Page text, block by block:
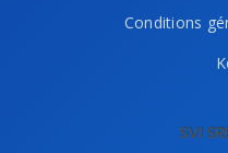
Conditions